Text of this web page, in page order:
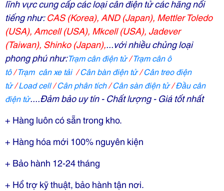
lĩnh vực cung cấp các loại cân điện tử cáchãng nổi
tiếng như:CAS (Korea), AND (Japan), Mettler Toledo
(USA), Amcell (USA), Mkcell (USA), Jadever
(Taiwan), Shinko (Japan),...với nhiều chủng loại
phong phú như:Trạm cân điện tử/Trạm cân ô
tô/Trạm cân xe tải / Cân bàn điện tử/Cân treo điện
tử/Load cell/Cân phân tích/Cân sàn điện tử/Đầu cân
điện tử....Đảm bảo uy tín - Chất lượng - Giá tốt nhất
+ Hàng luôn có sẵn trong kho.
+ Hàng hóa mới 100% nguyên kiện
+ Bảo hành 12-24 tháng
+ Hổ trợ kỹ thuật, bảo hành tận nơi.